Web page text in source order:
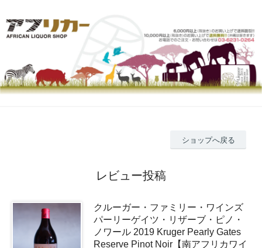
ショップへ戻る
レビュー投稿
クルーガー・ファミリー・ワインズ
パーリーゲイツ・リザーブ・ピノ・
ノワール 2019 Kruger Pearly Gates
Reserve Pinot Noir【南アフリカワイ